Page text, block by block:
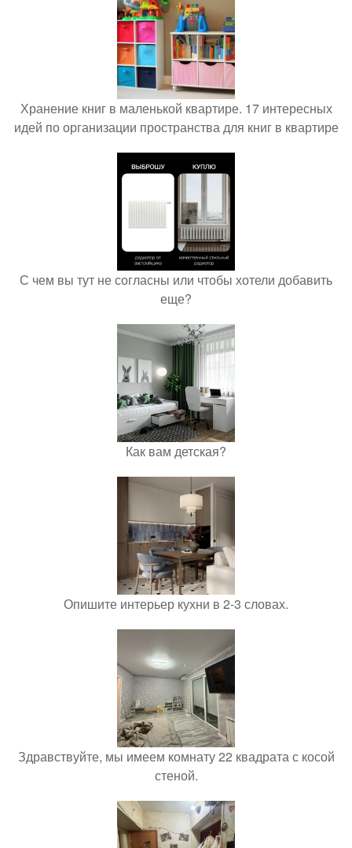
Хранение книг в маленькой квартире. 17 интересных
идей по организации пространства для книг в квартире
С чем вы тут не согласны или чтобы хотели добавить
еще?
Как вам детская?
Опишите интерьер кухни в 2-3 словах.
Здравствуйте, мы имеем комнату 22 квадрата с косой
стеной.